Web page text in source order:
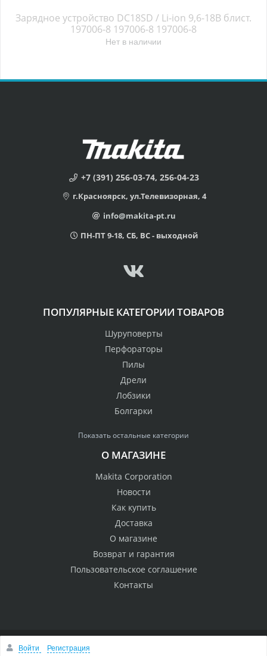
Зарядное устройство DC18SD / Li-ion 9,6-18В блист.
197006-8 197006-8 197006-8
Нет в наличии
+7 (391) 256-03-74, 256-04-23
г.Красноярск, ул.Телевизорная, 4
info@makita-pt.ru
ПН-ПТ 9-18, СБ, ВС - выходной
ПОПУЛЯРНЫЕ КАТЕГОРИИ ТОВАРОВ
Шуруповерты
Перфораторы
Пилы
Дрели
Лобзики
Болгарки
Показать остальные категории
О МАГАЗИНЕ
Makita Corporation
Новости
Как купить
Доставка
О магазине
Возврат и гарантия
Пользовательское соглашение
Контакты
© 2005 Сервисный центр Макита
Войти Регистрация